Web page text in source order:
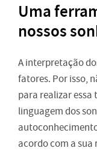
Uma
nossos
A interpretação
fatores. Por isso,
para realizar essa
linguagem dos
acordo com a sua